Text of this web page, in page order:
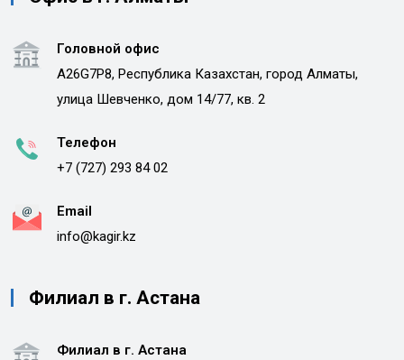
Головной офис
A26G7P8, Республика Казахстан, город Алматы,
улица Шевченко, дом 14/77, кв. 2
Телефон
+7 (727) 293 84 02
Email
info@kagir.kz
Филиал в г. Астана
Филиал в г. Астана